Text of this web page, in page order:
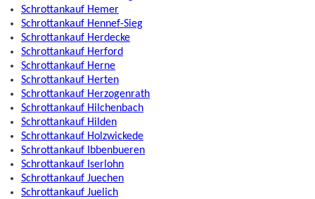
Schrottankauf Hemer
Schrottankauf Hennef-Sieg
Schrottankauf Herdecke
Schrottankauf Herford
Schrottankauf Herne
Schrottankauf Herten
Schrottankauf Herzogenrath
Schrottankauf Hilchenbach
Schrottankauf Hilden
Schrottankauf Holzwickede
Schrottankauf Ibbenbueren
Schrottankauf Iserlohn
Schrottankauf Juechen
Schrottankauf Juelich